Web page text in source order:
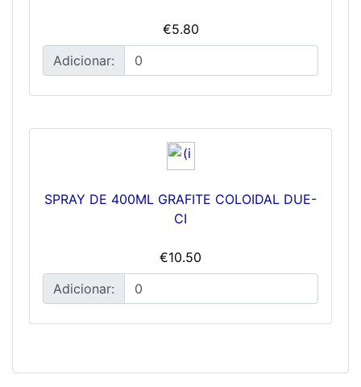
€5.80
Adicionar:
SPRAY DE 400ML GRAFITE COLOIDAL DUE-
CI
€10.50
Adicionar: